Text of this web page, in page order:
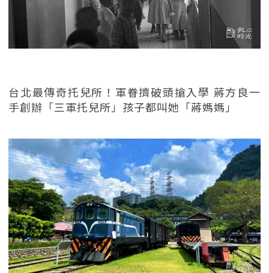
台北最傳奇托兒所！軍眷擠破頭搶入學 蔣方良一
手創辦「三軍托兒所」孩子都叫她「蔣媽媽」